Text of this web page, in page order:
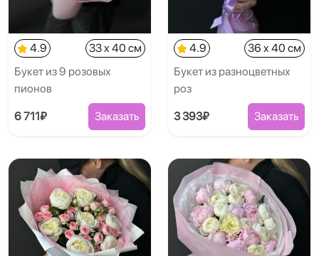
4.9
33 x 40 см
Букет из 9 розовых
пионов
6 711₽ Заказать
4.9
36 x 40 см
Букет из разноцветных
роз
3 393₽ Заказать